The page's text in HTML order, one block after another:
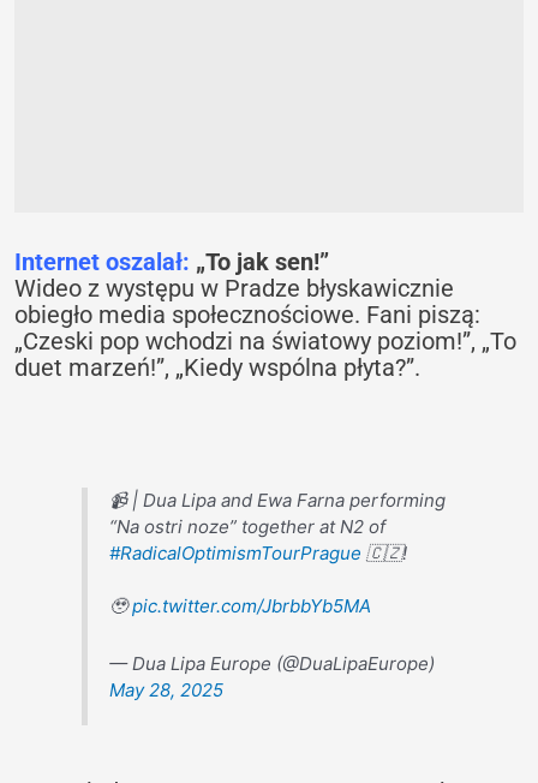
Internet oszalał: „To jak sen!”
Wideo z występu w Pradze błyskawicznie
obiegło media społecznościowe. Fani piszą:
„Czeski pop wchodzi na światowy poziom!”, „To
duet marzeń!”, „Kiedy wspólna płyta?”.
📹 | Dua Lipa and Ewa Farna performing
“Na ostri noze” together at N2 of
#RadicalOptimismTourPrague 🇨🇿!
🥹pic.twitter.com/JbrbbYb5MA
— Dua Lipa Europe (@DuaLipaEurope)
May 28, 2025